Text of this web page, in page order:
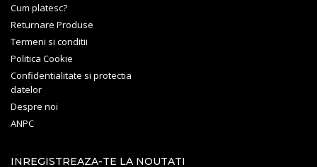
Cum platesc?
Returnare Produse
Termeni si conditii
Politica Cookie
Confidentialitate si protectia
datelor
Despre noi
ANPC
INREGISTREAZA-TE LA NOUTATI